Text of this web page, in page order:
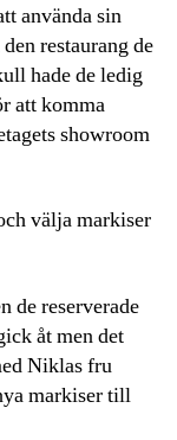
använda sin
restaurang de
hade de ledig
att komma
showroom
välja markiser
de reserverade
åt men det
Niklas fru
markiser till